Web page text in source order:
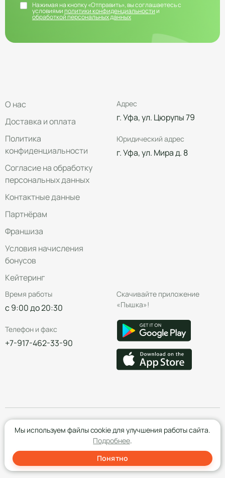
Нажимая на кнопку «Отправить», вы соглашаетесь с
условиямиполитики конфиденциальностии
обработкой персональных данных
О нас
Доставка и оплата
Политика
конфиденциальности
Согласие на обработку
персональных данных
Контактные данные
Партнёрам
Франшиза
Условия начисления
бонусов
Кейтеринг
Адрес
г. Уфа, ул. Цюрупы 79
Юридический адрес
г. Уфа, ул. Мира д. 8
Время работы
с 9:00 до 20:30
Телефон и факс
+7-917-462-33-90
Скачивайте приложение
«Пышка»!
Создание сайта- Red Promo
Мы используем файлы cookie для улучшения работы сайта.
Подробнее.
Понятно